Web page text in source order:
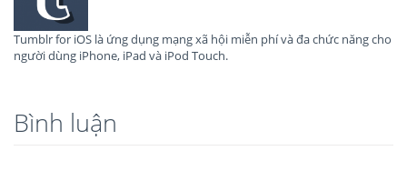
Tumblr for iOS là ứng dụng mạng xã hội miễn phí và đa chức năng cho
người dùng iPhone, iPad và iPod Touch.
Bình luận